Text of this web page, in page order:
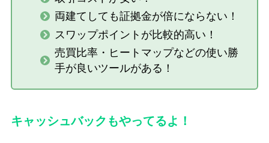
両建てしても証拠金が倍にならない！
スワップポイントが比較的高い！
売買比率・ヒートマップなどの使い勝
手が良いツールがある！
キャッシュバックもやってるよ！